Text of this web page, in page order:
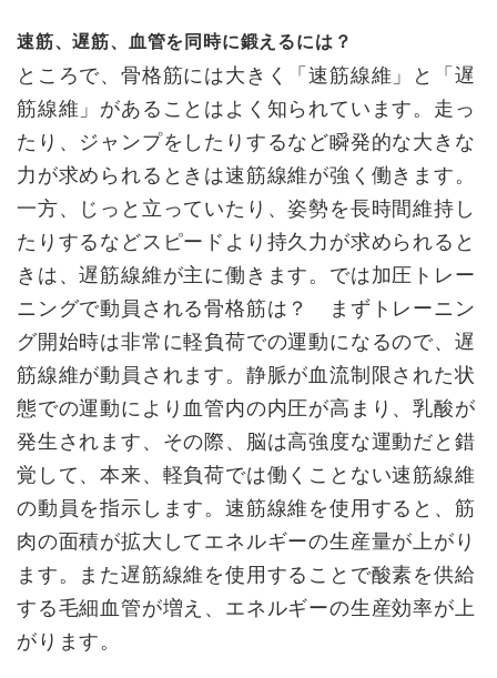
速筋、遅筋、血管を同時に鍛えるには？
ところで、骨格筋には大きく「速筋線維」と「遅
筋線維」があることはよく知られています。走っ
たり、ジャンプをしたりするなど瞬発的な大きな
力が求められるときは速筋線維が強く働きます。
一方、じっと立っていたり、姿勢を長時間維持し
たりするなどスピードより持久力が求められると
きは、遅筋線維が主に働きます。では加圧トレー
ニングで動員される骨格筋は？ まずトレーニン
グ開始時は非常に軽負荷での運動になるので、遅
筋線維が動員されます。静脈が血流制限された状
態での運動により血管内の内圧が高まり、乳酸が
発生されます、その際、脳は高強度な運動だと錯
覚して、本来、軽負荷では働くことない速筋線維
の動員を指示します。速筋線維を使用すると、筋
肉の面積が拡大してエネルギーの生産量が上がり
ます。また遅筋線維を使用することで酸素を供給
する毛細血管が増え、エネルギーの生産効率が上
がります。